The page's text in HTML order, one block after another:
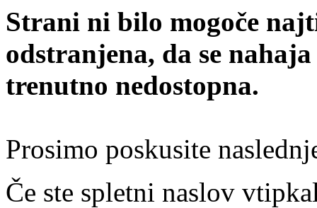
Strani ni bilo mogoče
odstranjena, da se
trenutno nedostopna.
Prosimo poskusite
Če ste spletni naslov